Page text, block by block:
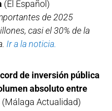
(El Español)
de 2025
casi el 30% de la
Ir a la noticia.
de inversión pública
absoluto entre
(Málaga Actualidad)